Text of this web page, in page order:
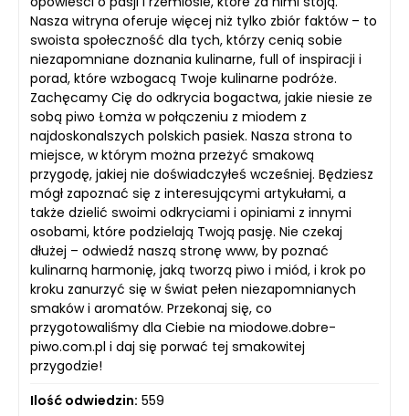
Nasza witryna oferuje więcej niż tylko zbiór faktów – to
swoista społeczność dla tych, którzy cenią sobie
niezapomniane doznania kulinarne, full of inspiracji i
porad, które wzbogacą Twoje kulinarne podróże.
Zachęcamy Cię do odkrycia bogactwa, jakie niesie ze
sobą piwo Łomża w połączeniu z miodem z
najdoskonalszych polskich pasiek. Nasza strona to
miejsce, w którym można przeżyć smakową
przygodę, jakiej nie doświadczyłeś wcześniej. Będziesz
mógł zapoznać się z interesującymi artykułami, a
także dzielić swoimi odkryciami i opiniami z innymi
osobami, które podzielają Twoją pasję. Nie czekaj
dłużej – odwiedź naszą stronę www, by poznać
kulinarną harmonię, jaką tworzą piwo i miód, i krok po
kroku zanurzyć się w świat pełen niezapomnianych
smaków i aromatów. Przekonaj się, co
przygotowaliśmy dla Ciebie na miodowe.dobre-
piwo.com.pl i daj się porwać tej smakowitej
przygodzie!
Ilość odwiedzin: 559